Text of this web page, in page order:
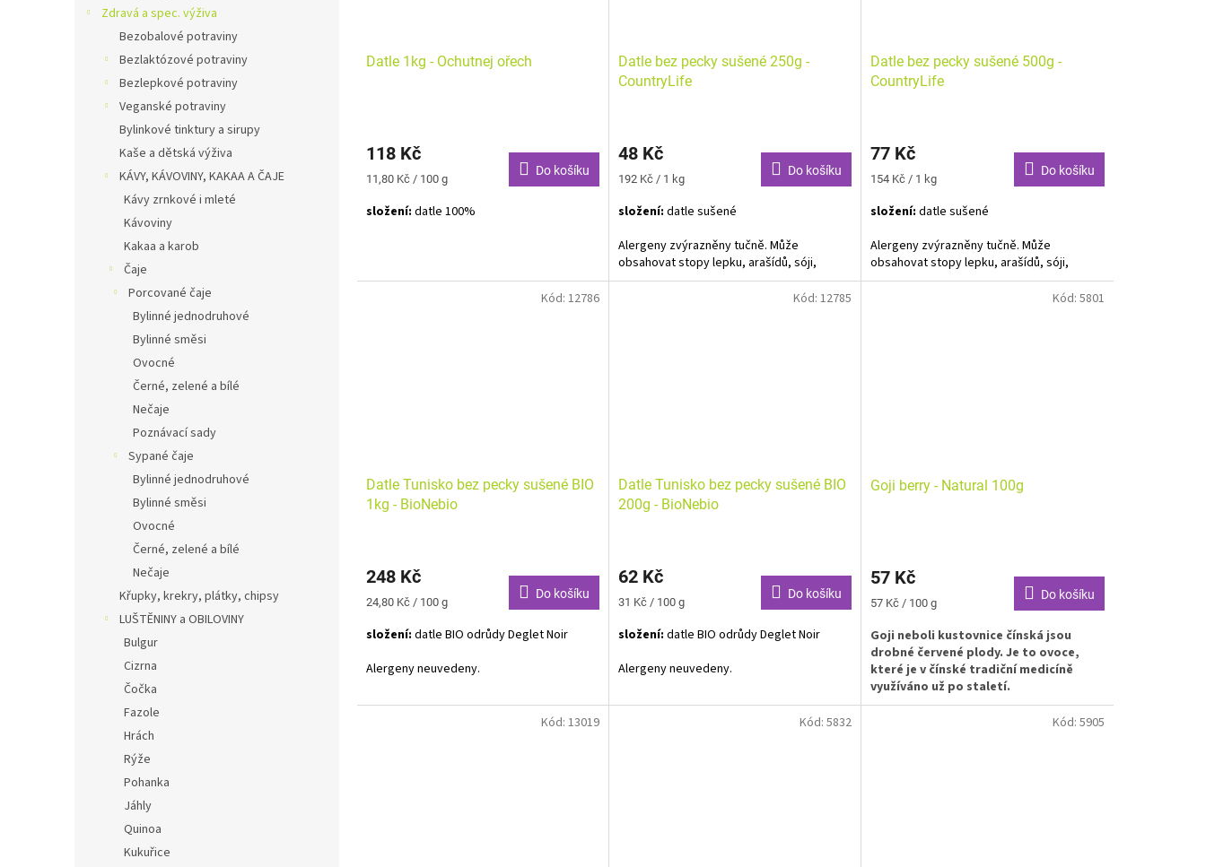
Zdravá a spec. výživa
Bezobalové potraviny
Bezlaktózové potraviny
Bezlepkové potraviny
Veganské potraviny
Bylinkové tinktury a sirupy
Kaše a dětská výživa
KÁVY, KÁVOVINY, KAKAA A ČAJE
Kávy zrnkové i mleté
Kávoviny
Kakaa a karob
Čaje
Porcované čaje
Bylinné jednodruhové
Bylinné směsi
Ovocné
Černé, zelené a bílé
Nečaje
Poznávací sady
Sypané čaje
Bylinné jednodruhové
Bylinné směsi
Ovocné
Černé, zelené a bílé
Nečaje
Křupky, krekry, plátky, chipsy
LUŠTĚNINY a OBILOVINY
Bulgur
Cizrna
Čočka
Fazole
Hrách
Rýže
Pohanka
Jáhly
Quinoa
Kukuřice
Datle 1kg - Ochutnej ořech
118 Kč
Měrná
11,80 Kč / 100 g
Do košíku
složení: datle 100%
Datle bez pecky sušené 250g -
CountryLife
48 Kč
Měrná
192 Kč / 1 kg
Do košíku
složení: datle sušené
Alergeny zvýrazněny tučně. Může
obsahovat stopy lepku, arašídů, sóji,
skořápkových plodů a sezamu..
Datle bez pecky sušené 500g -
CountryLife
77 Kč
Měrná
154 Kč / 1 kg
Do košíku
složení: datle sušené
Alergeny zvýrazněny tučně. Může
obsahovat stopy lepku, arašídů, sóji,
skořápkových plodů a sezamu.
Datle Tunisko bez pecky sušené BIO
1kg - BioNebio
248 Kč
Měrná
24,80 Kč / 100 g
Do košíku
složení: datle BIO odrůdy Deglet Noir
Alergeny neuvedeny.
Kód: 12786
Datle Tunisko bez pecky sušené BIO
200g - BioNebio
62 Kč
Měrná
31 Kč / 100 g
Do košíku
složení: datle BIO odrůdy Deglet Noir
Alergeny neuvedeny.
Kód: 12785
Goji berry - Natural 100g
57 Kč
Měrná
57 Kč / 100 g
Do košíku
Goji neboli kustovnice čínská jsou
drobné červené plody. Je to ovoce,
které je v čínské tradiční medicíně
využíváno už po staletí.
Kód: 5801
Kód: 13019 Kód: 5832 Kód: 5905